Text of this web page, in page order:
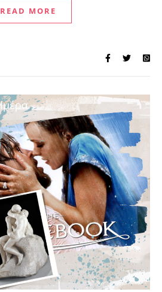
READ MORE